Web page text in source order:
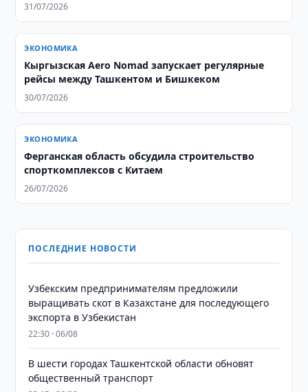
31/07/2026
ЭКОНОМИКА
Кыргызская Aero Nomad запускает регулярные
рейсы между Ташкентом и Бишкеком
30/07/2026
ЭКОНОМИКА
Ферганская область обсудила строительство
спорткомплексов с Китаем
26/07/2026
ПОСЛЕДНИЕ НОВОСТИ
Узбекским предпринимателям предложили
выращивать скот в Казахстане для последующего
экспорта в Узбекистан
22:30 · 06/08
В шести городах Ташкентской области обновят
общественный транспорт